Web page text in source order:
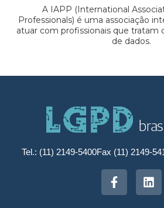
A IAPP (International
Professionals) é uma associação
atuar com profissionais que tratam
de dados.
Tel.: (11) 2149-5400Fax (11) 2149-